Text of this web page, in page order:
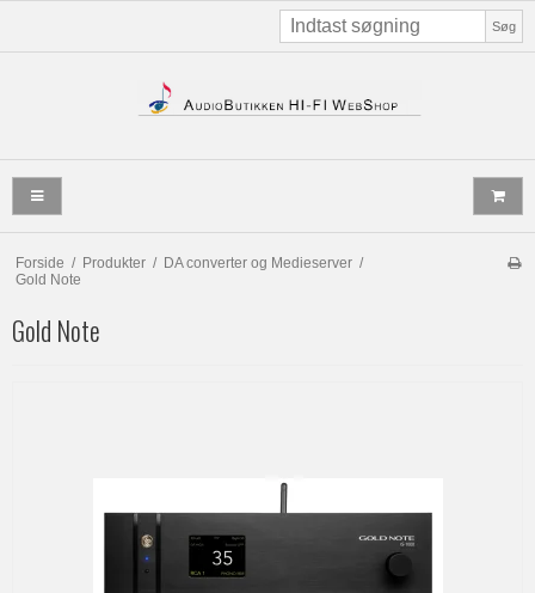
Søg
Forside / Produkter / DA converter og Medieserver /
Gold Note
Gold Note